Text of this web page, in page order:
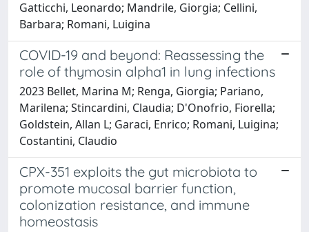
Gatticchi, Leonardo; Mandrile, Giorgia; Cellini,
Barbara; Romani, Luigina
COVID-19 and beyond: Reassessing the
role of thymosin alpha1 in lung infections
2023 Bellet, Marina M; Renga, Giorgia; Pariano,
Marilena; Stincardini, Claudia; D'Onofrio, Fiorella;
Goldstein, Allan L; Garaci, Enrico; Romani, Luigina;
Costantini, Claudio
CPX-351 exploits the gut microbiota to
promote mucosal barrier function,
colonization resistance, and immune
homeostasis